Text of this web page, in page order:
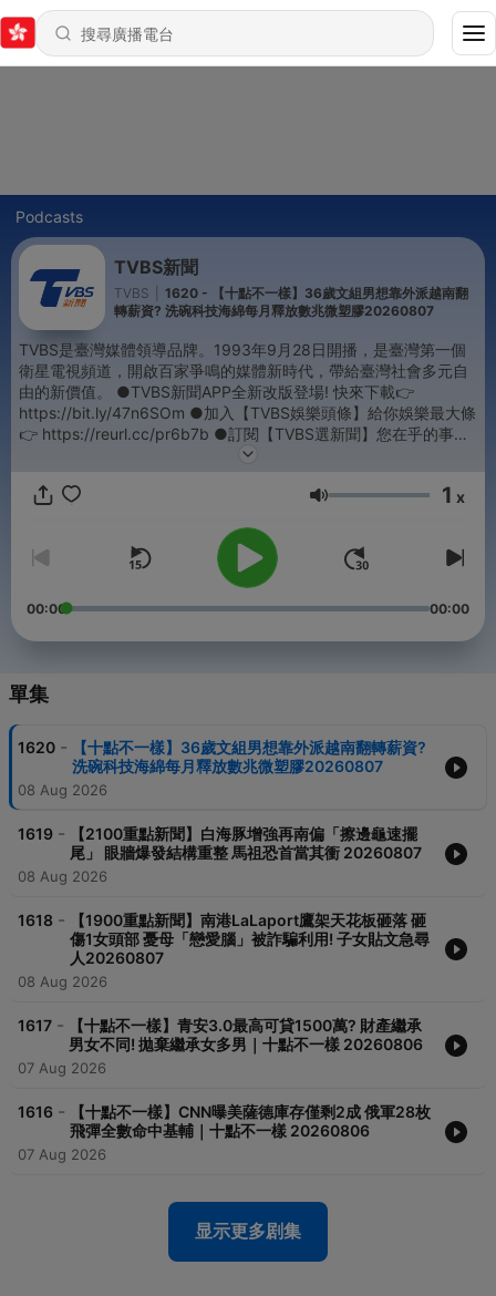
Podcasts
TVBS新聞
TVBS
1620 - 【十點不一樣】36歲文組男想靠外派越南翻
轉薪資? 洗碗科技海綿每月釋放數兆微塑膠20260807
TVBS是臺灣媒體領導品牌。1993年9月28日開播，是臺灣第一個
衛星電視頻道，開啟百家爭鳴的媒體新時代，帶給臺灣社會多元自
由的新價值。 ●TVBS新聞APP全新改版登場! 快來下載👉
https://bit.ly/47n6SOm ●加入【TVBS娛樂頭條】給你娛樂最大條
👉 https://reurl.cc/pr6b7b ●訂閱【TVBS選新聞】您在乎的事
TVBS幫您選👉https://tvbs.pse.is/4qxn2r ●訂閱
●按讚【TVBS新聞FB】帶您掌握即時新資訊👉
新國際消息👉https://tvbs.pse.is/44dj55 ●追蹤【TVBS新聞IG】
與您討論「您該在乎的事」👉https://tvbs.pse.is/433j4g
●【TVBS新聞網】👉https://tvbs.pse.is/4r422h -- Hosting
provided bySoundOn
音量 1 x
00:00 00:00
單集
1620 -
【十點不一樣】36歲文組男想靠外派越南翻轉薪資?
洗碗科技海綿每月釋放數兆微塑膠20260807
08 Aug 2026
1619 -
【2100重點新聞】白海豚增強再南偏「擦邊龜速擺
尾」 眼牆爆發結構重整 馬祖恐首當其衝 20260807
08 Aug 2026
1618 -
【1900重點新聞】南港LaLaport鷹架天花板砸落 砸
傷1女頭部 憂母「戀愛腦」被詐騙利用! 子女貼文急尋
人20260807
08 Aug 2026
1617 -
【十點不一樣】青安3.0最高可貸1500萬? 財產繼承
男女不同! 拋棄繼承女多男｜十點不一樣 20260806
07 Aug 2026
1616 -
【十點不一樣】CNN曝美薩德庫存僅剩2成 俄軍28枚
飛彈全數命中基輔｜十點不一樣 20260806
07 Aug 2026
显示更多剧集